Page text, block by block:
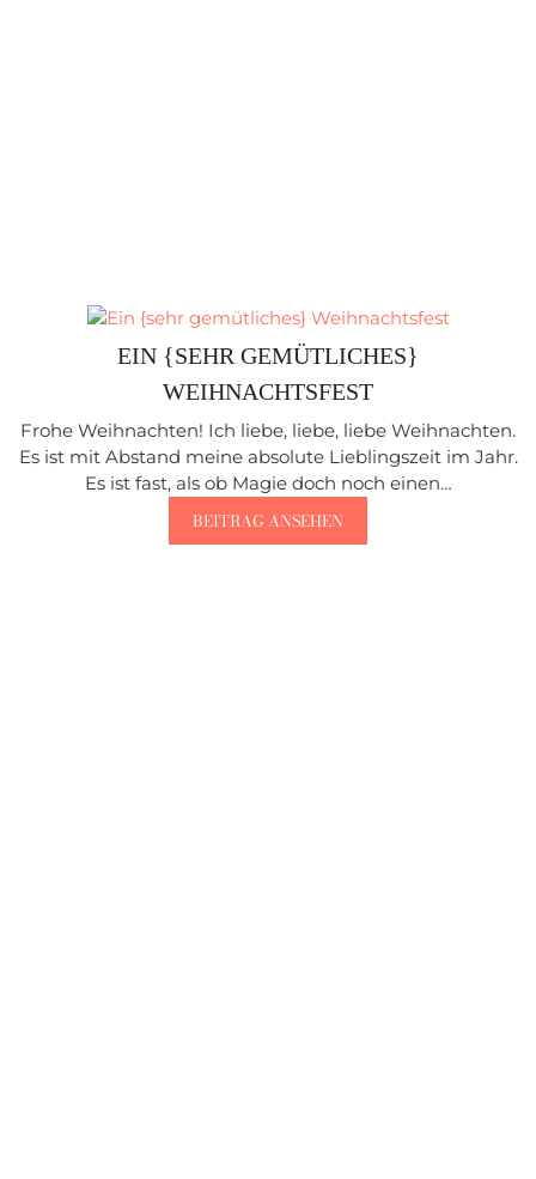
EIN {SEHR GEMÜTLICHES}
WEIHNACHTSFEST
Frohe Weihnachten! Ich liebe, liebe, liebe Weihnachten.
Es ist mit Abstand meine absolute Lieblingszeit im Jahr.
Es ist fast, als ob Magie doch noch einen…
BEITRAG ANSEHEN